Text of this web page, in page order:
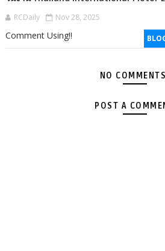
RCDaily Nov 28, 2025
Comment Using!!
NO
POST A